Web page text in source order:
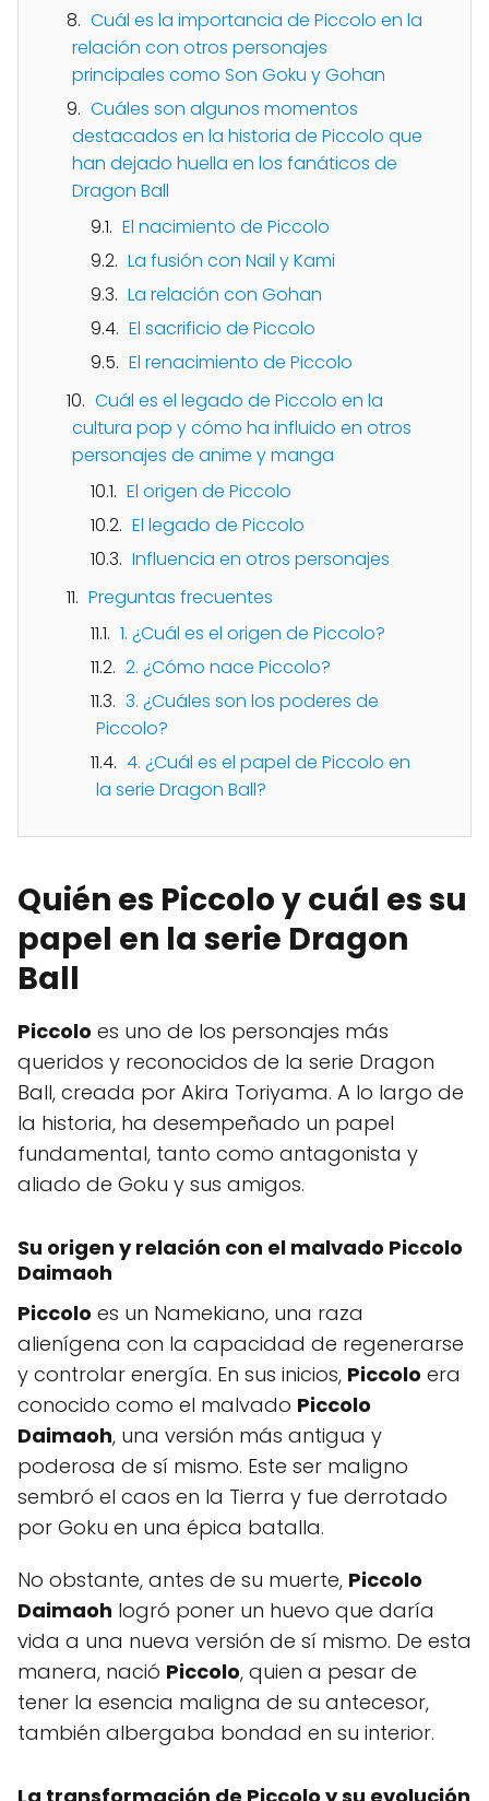
Cuál es la importancia de Piccolo en la
relación con otros personajes
principales como Son Goku y Gohan
Cuáles son algunos momentos
destacados en la historia de Piccolo que
han dejado huella en los fanáticos de
Dragon Ball
El nacimiento de Piccolo
La fusión con Nail y Kami
La relación con Gohan
El sacrificio de Piccolo
El renacimiento de Piccolo
Cuál es el legado de Piccolo en la
cultura pop y cómo ha influido en otros
personajes de anime y manga
El origen de Piccolo
El legado de Piccolo
Influencia en otros personajes
Preguntas frecuentes
1. ¿Cuál es el origen de Piccolo?
2. ¿Cómo nace Piccolo?
3. ¿Cuáles son los poderes de
Piccolo?
4. ¿Cuál es el papel de Piccolo en
la serie Dragon Ball?
Quién es Piccolo y cuál es su
papel en la serie Dragon
Ball
Piccolo es uno de los personajes más
queridos y reconocidos de la serie Dragon
Ball, creada por Akira Toriyama. A lo largo de
la historia, ha desempeñado un papel
fundamental, tanto como antagonista y
aliado de Goku y sus amigos.
Su origen y relación con el malvado Piccolo
Daimaoh
Piccolo es un Namekiano, una raza
alienígena con la capacidad de regenerarse
y controlar energía. En sus inicios, Piccolo era
conocido como el malvado Piccolo
Daimaoh, una versión más antigua y
poderosa de sí mismo. Este ser maligno
sembró el caos en la Tierra y fue derrotado
por Goku en una épica batalla.
No obstante, antes de su muerte, Piccolo
Daimaoh logró poner un huevo que daría
vida a una nueva versión de sí mismo. De esta
manera, nació Piccolo, quien a pesar de
tener la esencia maligna de su antecesor,
también albergaba bondad en su interior.